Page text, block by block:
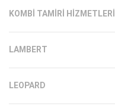
KOMBI TAMIRI HIZMETLERI
LAMBERT
LEOPARD